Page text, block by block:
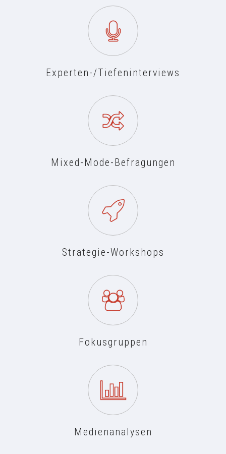
Experten-/Tiefeninterviews
Mixed-Mode-Befragungen
Strategie-Workshops
Fokusgruppen
Medienanalysen